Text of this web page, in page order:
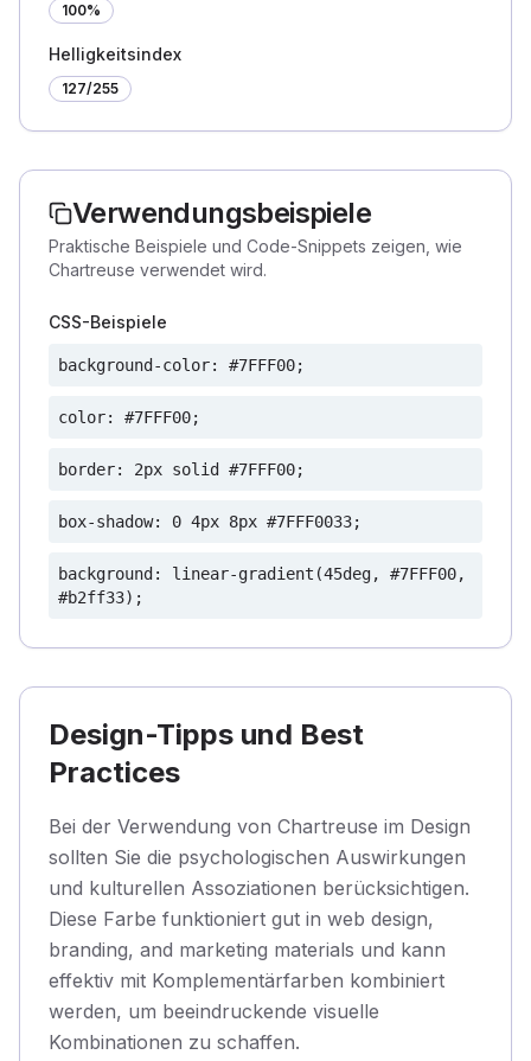
100%
Helligkeitsindex
127/255
Verwendungsbeispiele
Praktische Beispiele und Code-Snippets zeigen, wie
Chartreuse verwendet wird.
CSS-Beispiele
background-color: #7FFF00;
color: #7FFF00;
border: 2px solid #7FFF00;
box-shadow: 0 4px 8px #7FFF0033;
background: linear-gradient(45deg, #7FFF00,
#b2ff33);
Design-Tipps und Best
Practices
Bei der Verwendung von Chartreuse im Design
sollten Sie die psychologischen Auswirkungen
und kulturellen Assoziationen berücksichtigen.
Diese Farbe funktioniert gut in web design,
branding, and marketing materials und kann
effektiv mit Komplementärfarben kombiniert
werden, um beeindruckende visuelle
Kombinationen zu schaffen.